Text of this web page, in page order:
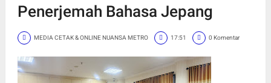
Penerjemah Bahasa Jepang
MEDIA CETAK & ONLINE NUANSA METRO 17:51 0 Komentar